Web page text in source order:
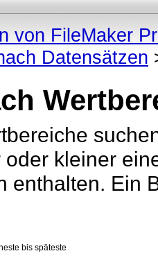
von FileMaker
Datensätzen
oder kleiner
enthalten. Ein
bis späteste